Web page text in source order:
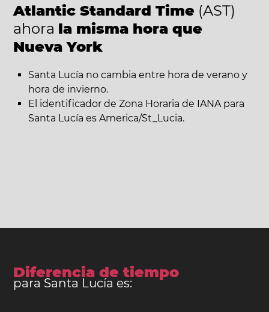
Atlantic Standard Time (AST)
ahora la misma hora que
Nueva York
Santa Lucía no cambia entre hora de verano y
hora de invierno.
El identificador de Zona Horaria de IANA para
Santa Lucía es America/St_Lucia.
Diferencia de tiempo
para Santa Lucía es: